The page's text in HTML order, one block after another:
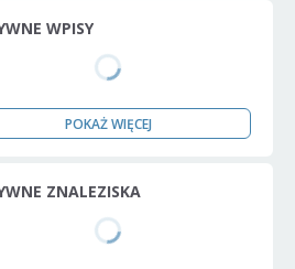
WPISY
POKAŻ WIĘCEJ
ZNALEZISKA